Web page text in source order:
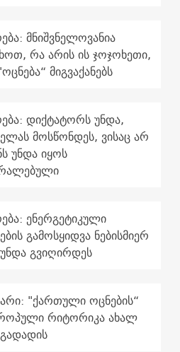
მნიშვნელოვანია
რა არის ის ჯოჯოხეთი,
მიგვაქანებს
დიქტატორს უნდა,
მოსწონდეს, ვისაც არ
უნდა იყოს
ენერგეტიკული
გამოსყიდვა ნებისმიერ
გვიღირდეს
"ქართული ოცნების“
რიტორიკა ახალ